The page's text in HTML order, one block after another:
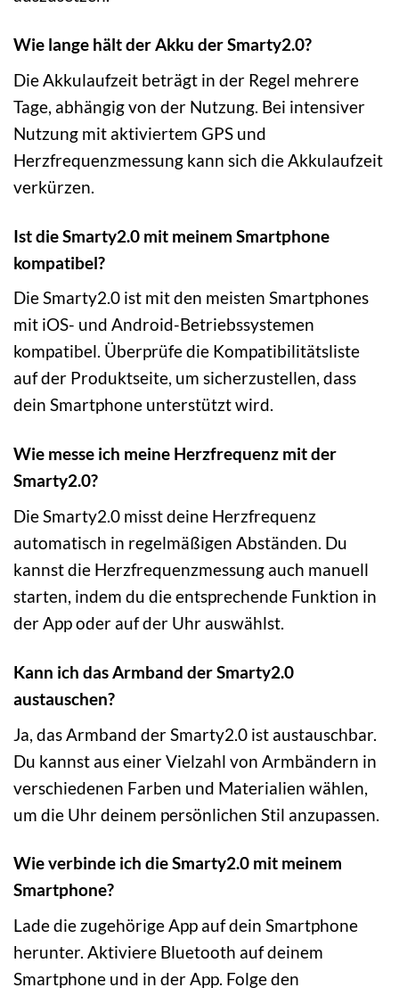
Wie lange hält der Akku der Smarty2.0?
Die Akkulaufzeit beträgt in der Regel mehrere
Tage, abhängig von der Nutzung. Bei intensiver
Nutzung mit aktiviertem GPS und
Herzfrequenzmessung kann sich die Akkulaufzeit
verkürzen.
Ist die Smarty2.0 mit meinem Smartphone
kompatibel?
Die Smarty2.0 ist mit den meisten Smartphones
mit iOS- und Android-Betriebssystemen
kompatibel. Überprüfe die Kompatibilitätsliste
auf der Produktseite, um sicherzustellen, dass
dein Smartphone unterstützt wird.
Wie messe ich meine Herzfrequenz mit der
Smarty2.0?
Die Smarty2.0 misst deine Herzfrequenz
automatisch in regelmäßigen Abständen. Du
kannst die Herzfrequenzmessung auch manuell
starten, indem du die entsprechende Funktion in
der App oder auf der Uhr auswählst.
Kann ich das Armband der Smarty2.0
austauschen?
Ja, das Armband der Smarty2.0 ist austauschbar.
Du kannst aus einer Vielzahl von Armbändern in
verschiedenen Farben und Materialien wählen,
um die Uhr deinem persönlichen Stil anzupassen.
Wie verbinde ich die Smarty2.0 mit meinem
Smartphone?
Lade die zugehörige App auf dein Smartphone
herunter. Aktiviere Bluetooth auf deinem
Smartphone und in der App. Folge den